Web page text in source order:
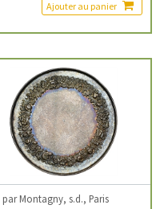
Ajouter au panier
Montagny, s.d., Paris